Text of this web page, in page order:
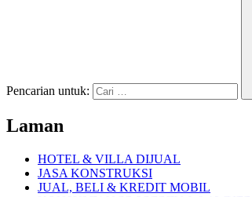
Pencarian untuk:
Laman
HOTEL & VILLA DIJUAL
JASA KONSTRUKSI
JUAL, BELI & KREDIT MOBIL